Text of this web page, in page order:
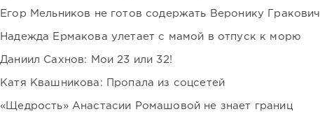
Егор Мельников не готов содержать Веронику Гракович
Надежда Ермакова улетает с мамой в отпуск к морю
Даниил Сахнов: Мои 23 или 32!
Катя Квашникова: Пропала из соцсетей
«Щедрость» Анастасии Ромашовой не знает границ